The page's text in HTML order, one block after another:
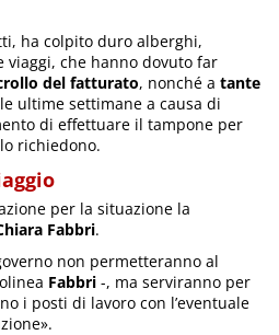
ha colpito duro alberghi,
che hanno dovuto far
del fatturato, nonché atante
ultime settimane a causa di
di effettuare il tampone per
richiedono.
per la situazione la
Fabbri.
non permetteranno al
Fabbri -, ma serviranno per
i posti di lavoro con l’eventuale